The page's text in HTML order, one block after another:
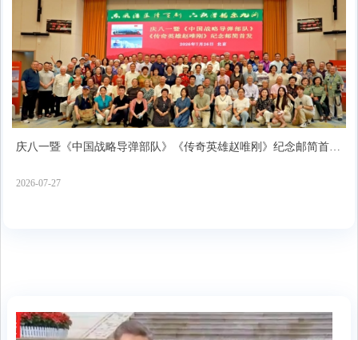
庆八一暨《中国战略导弹部队》《传奇英雄赵唯刚》纪念邮简首发
2026-07-27